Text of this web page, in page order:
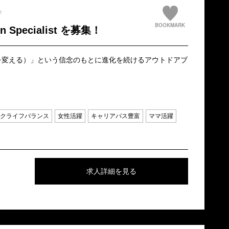
BOOKMARK
Specialist を募集！
える）」という信念のもとに進化を続けるアウトドアブ
ライフバランス 女性活躍 キャリアパス豊富 ママ活躍
求人詳細を見る